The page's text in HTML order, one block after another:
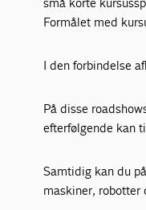
Formålet med
I den forbindelse
På disse
efterfølgende kan
Samtidig kan du
maskiner, robotter